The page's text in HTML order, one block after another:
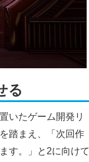
る
いたゲーム開発リ
踏まえ、「次回作
す。」と2に向けて